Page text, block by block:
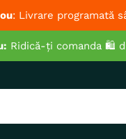
: Livrare programată
Ridică-ți comanda 🛍️